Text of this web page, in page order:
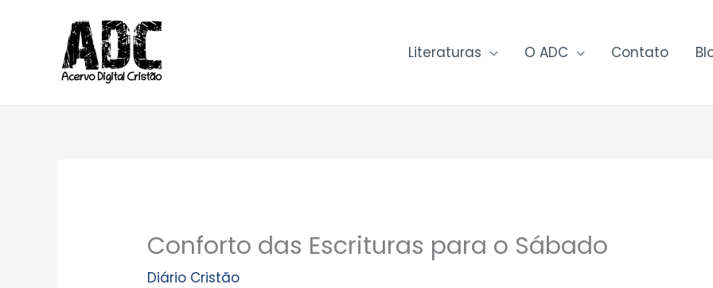
conteúdo
Literaturas O ADC Contato
Conforto das Escrituras para o Sábado
Diário Cristão